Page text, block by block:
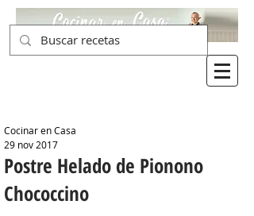
Postre Helado de Pionono
Chococcino
Cocinar en Casa
29 nov 2017